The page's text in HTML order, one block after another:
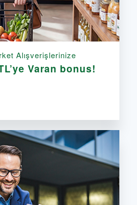
Alışverişlerinize
Varan bonus!